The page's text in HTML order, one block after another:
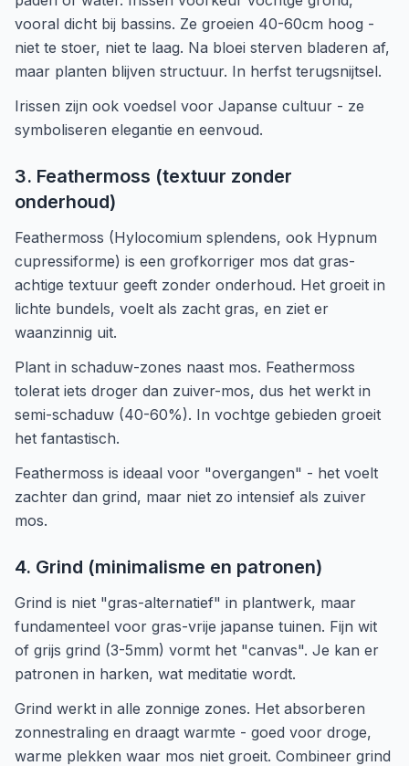
vooral dicht bij bassins. Ze groeien 40-60cm hoog -
niet te stoer, niet te laag. Na bloei sterven bladeren af,
maar planten blijven structuur. In herfst terugsnijtsel.
Irissen zijn ook voedsel voor Japanse cultuur - ze
symboliseren elegantie en eenvoud.
3. Feathermoss (textuur zonder
onderhoud)
Feathermoss (Hylocomium splendens, ook Hypnum
cupressiforme) is een grofkorriger mos dat gras-
achtige textuur geeft zonder onderhoud. Het groeit in
lichte bundels, voelt als zacht gras, en ziet er
waanzinnig uit.
Plant in schaduw-zones naast mos. Feathermoss
tolerat iets droger dan zuiver-mos, dus het werkt in
semi-schaduw (40-60%). In vochtge gebieden groeit
het fantastisch.
Feathermoss is ideaal voor "overgangen" - het voelt
zachter dan grind, maar niet zo intensief als zuiver
mos.
4. Grind (minimalisme en patronen)
Grind is niet "gras-alternatief" in plantwerk, maar
fundamenteel voor gras-vrije japanse tuinen. Fijn wit
of grijs grind (3-5mm) vormt het "canvas". Je kan er
patronen in harken, wat meditatie wordt.
Grind werkt in alle zonnige zones. Het absorberen
zonnestraling en draagt warmte - goed voor droge,
warme plekken waar mos niet groeit. Combineer grind